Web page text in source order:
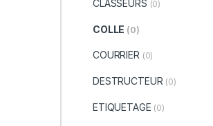
CLASSEURS (0)
COLLE (0)
COURRIER (0)
DESTRUCTEUR (0)
ETIQUETAGE (0)